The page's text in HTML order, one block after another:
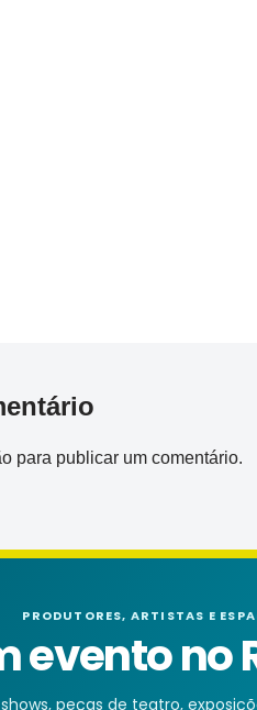
para publicar um comentário.
PRODUTORES, ARTISTAS E
evento no
peças de teatro,